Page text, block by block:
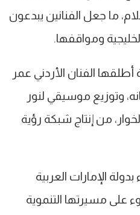
ما جعل الفنانين يبدعون
ومواقفها.
الفنان الأردني عمر
وتوزيع موسيقي لنور
من إنتاج شبكة رؤية
الإمارات العربية
على مسيرتها التنموية